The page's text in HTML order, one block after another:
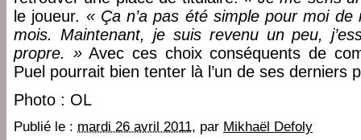
le joueur. « Ça n’a pas été simple pour moi
mois. Maintenant, je suis revenu un peu,
propre. »Avec ces choix conséquents de
Puel pourrait bien tenter là l’un de ses derniers
Photo : OL
Publié le : mardi 26 avril 2011, par Mikhaël Defoly